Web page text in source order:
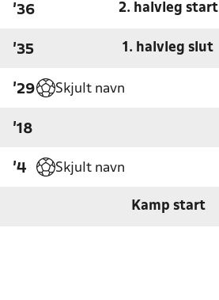
'36 2. halvleg start
'35 1. halvleg slut
'29 Skjult navn
'18
'4 Skjult navn
Kamp start